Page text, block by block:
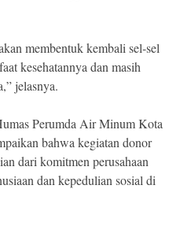
membentuk kembali sel-sel
kesehatannya dan masih
jelasnya.
Perumda Air Minum Kota
bahwa kegiatan donor
dari komitmen perusahaan
dan kepedulian sosial di